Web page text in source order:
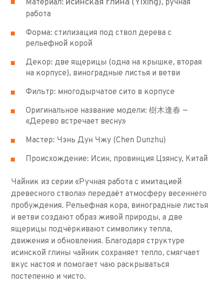
Материал:
, ручная
работа
Форма: стилизация под ствол дерева с
рельефной корой
Декор: две ящерицы (одна на крышке, вторая
на корпусе), виноградные листья и ветви
Фильтр: многодырчатое сито в корпусе
Оригинальное название модели: 樹木逢春 —
«Дерево встречает весну»
Мастер: Чэнь Дун Чжу (Chen Dunzhu)
Происхождение: Исин, провинция Цзянсу, Китай
Чайник из серии «Ручная работа с имитацией
древесного ствола» передаёт атмосферу весеннего
пробуждения. Рельефная кора, виноградные листья
и ветви создают образ живой природы, а две
ящерицы подчёркивают символику тепла,
движения и обновления. Благодаря структуре
исинской глины чайник сохраняет тепло, смягчает
вкус настоя и помогает чаю раскрываться
постепенно и чисто.